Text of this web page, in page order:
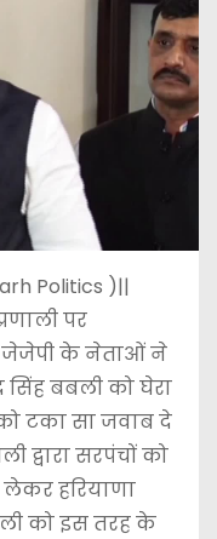
Politics )||
पर
जेजेपी के नेताओं ने
सिंह बबली को घेरा
टका सा जवाब दे
द्वारा सरपंचों को
लेकर हरियाणा
को इस तरह के